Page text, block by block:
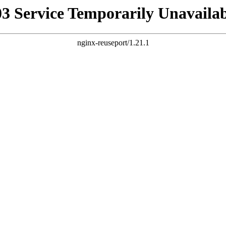
Service Temporarily
nginx-reuseport/1.21.1